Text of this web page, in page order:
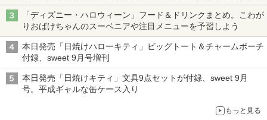
深刻な損傷、どう直す？
「ディズニー・ハロウィーン」フード＆ドリンクまとめ。こわが
りおばけちゃんのスーベニアや注目メニューを予習しよう
本日発売「日焼けハローキティ」ビッグトート＆チャームポーチ
付録、sweet 9月号増刊
本日発売「日焼けキティ」文具9点セットが付録、sweet 9月
号。平成ギャルな缶ケース入り
もっと見る